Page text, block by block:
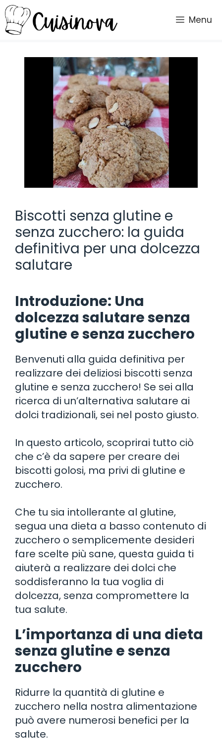
Vai
al
contenuto
Menu
Biscotti senza glutine e
senza zucchero: la guida
definitiva per una dolcezza
salutare
Introduzione: Una
dolcezza salutare senza
glutine e senza zucchero
Benvenuti alla guida definitiva per
realizzare dei deliziosi biscotti senza
glutine e senza zucchero! Se sei alla
ricerca di un’alternativa salutare ai
dolci tradizionali, sei nel posto giusto.
In questo articolo, scoprirai tutto ciò
che c’è da sapere per creare dei
biscotti golosi, ma privi di glutine e
zucchero.
Che tu sia intollerante al glutine,
segua una dieta a basso contenuto di
zucchero o semplicemente desideri
fare scelte più sane, questa guida ti
aiuterà a realizzare dei dolci che
soddisferanno la tua voglia di
dolcezza, senza compromettere la
tua salute.
L’importanza di una dieta
senza glutine e senza
zucchero
Ridurre la quantità di glutine e
zucchero nella nostra alimentazione
può avere numerosi benefici per la
salute.